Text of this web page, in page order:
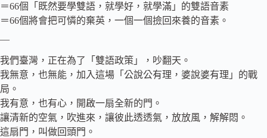
＝66個「既然要學雙語，就學好，就學滿」的雙語音素
＝66個將會把可憐的棄英，一個一個撿回來養的音素。
—
我們臺灣，正在為了「雙語政策」，吵翻天。
我無意，也無能，加入這場「公說公有理，婆說婆有理」的戰
局。
我有意，也有心，開啟一扇全新的門。
讓清新的空氣，吹進來，讓彼此透透氣，放放風，解解悶。
這扇門，叫做回頭門。